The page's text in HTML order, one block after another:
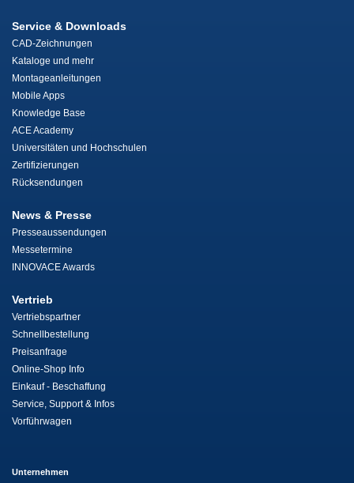
Service & Downloads
CAD-Zeichnungen
Kataloge und mehr
Montageanleitungen
Mobile Apps
Knowledge Base
ACE Academy
Universitäten und Hochschulen
Zertifizierungen
Rücksendungen
News & Presse
Presseaussendungen
Messetermine
INNOVACE Awards
Vertrieb
Vertriebspartner
Schnellbestellung
Preisanfrage
Online-Shop Info
Einkauf - Beschaffung
Service, Support & Infos
Vorführwagen
Unternehmen